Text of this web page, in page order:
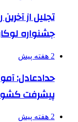
تجلیل از
جشنواره
2 هفته پیش
حدادعادل:
پیشرفت
2 هفته پیش